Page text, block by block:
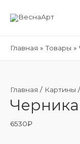
Главная Товары
Главная / Картины /
6530₽